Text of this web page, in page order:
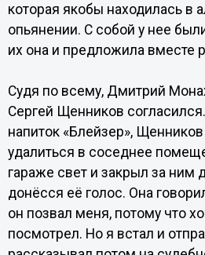
которая якобы находилась в
опьянении. С собой у нее
их она и предложила вместе
Судя по всему, Дмитрий
Сергей Щенников
напиток «Блейзер»,
удалиться в соседнее
гараже свет и закрыл за ним
донёсся её голос. Она
он позвал меня, потому что
посмотрел. Но я встал и